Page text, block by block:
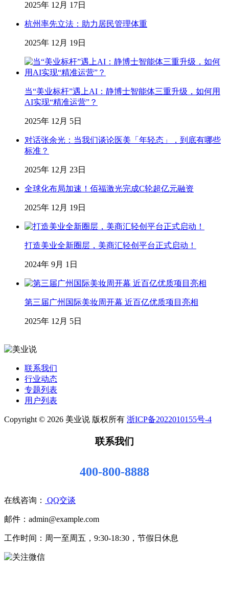
2025年 12月 17日
杭州率先立法：助力居民管理体重
2025年 12月 19日
当“美业标杆”遇上AI：静博士智能体三重升级，如何用
AI实现“精准运营”？
2025年 12月 5日
对话张余光：当我们谈论医美「年轻态」，到底有哪些
标准？
2025年 12月 23日
全球化布局加速！佰福激光完成C轮超亿元融资
2025年 12月 19日
打造美业全新圈层，美商汇轻创平台正式启动！
2024年 9月 1日
第三届广州国际美妆周开幕 近百亿优质项目亮相
2025年 12月 5日
联系我们
行业动态
专题列表
用户列表
Copyright © 2026 美业说 版权所有 浙ICP备2022010155号-4
联系我们
400-800-8888
在线咨询： QQ交谈
邮件：admin@example.com
工作时间：周一至周五，9:30-18:30，节假日休息